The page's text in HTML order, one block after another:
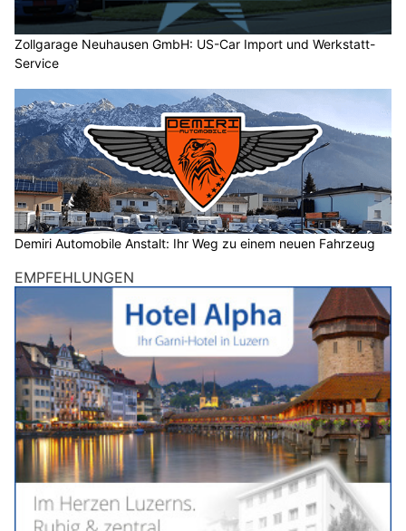
Zollgarage Neuhausen GmbH: US-Car Import und Werkstatt-
Service
Demiri Automobile Anstalt: Ihr Weg zu einem neuen Fahrzeug
EMPFEHLUNGEN